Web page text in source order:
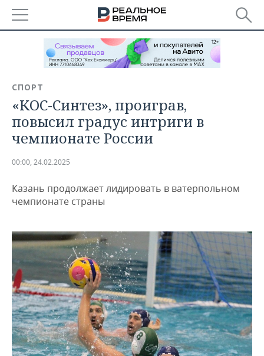
РЕГИОНЫ
БАШКОРТОСТАН
УДМУРТИЯ
НОВОСТИ
НОВОСТИ АНАЛИТИКИ
ВУЗЫ ТАТАРСТАНА
КОМУ ПРИНАДЛЕЖАТ
ТОРГОВЫЕ ЦЕНТРЫ
ТАТАРСТАНА
ЭКОНОМИКА
БАНКИ
БЮДЖЕТ
ИНВЕСТИЦИИ
ПРОМЫШЛЕННОСТИ
МАШИНОСТРОЕНИЕ
НЕФТЕХИМИЯ
НЕФТЬ
ОПК
ЭНЕРГЕТИКА
НОВОСТИ НЕДВИЖИМОСТИ
АВТО
НОВОСТИ АВТО
БИЗНЕС
НОВОСТИ БИЗНЕСА
РОЗНИЧНАЯ ТОРГОВЛЯ
ТРАНСПОРТ
УСЛУГИ
ТЕХНОЛОГИИ
НОВОСТИ ТЕХНОЛОГИЙ
IT
МЕДИА
МЕРОПРИЯТИЯ
НОВОСТИ МЕРОПРИЯТИЙ
ВЫЕЗДНАЯ РЕДАКЦИЯ
СПОРТ
НОВОСТИ СПОРТА
ОБЩЕСТВО
СПОРТ
«КОС-Синтез», проиграв,
повысил градус интриги в
чемпионате России
00:00, 24.02.2025
Казань продолжает лидировать в ватерпольном
чемпионате страны